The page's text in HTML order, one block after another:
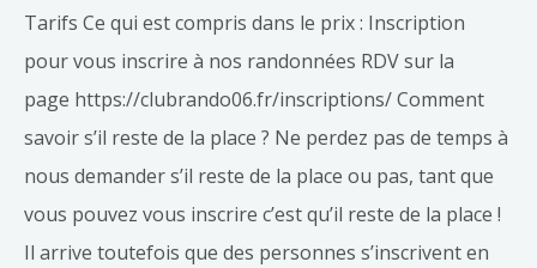
Tarifs Ce qui est compris dans le prix : Inscription
pour vous inscrire à nos randonnées RDV sur la
page https://clubrando06.fr/inscriptions/ Comment
savoir s’il reste de la place ? Ne perdez pas de temps à
nous demander s’il reste de la place ou pas, tant que
vous pouvez vous inscrire c’est qu’il reste de la place !
Il arrive toutefois que des personnes s’inscrivent en